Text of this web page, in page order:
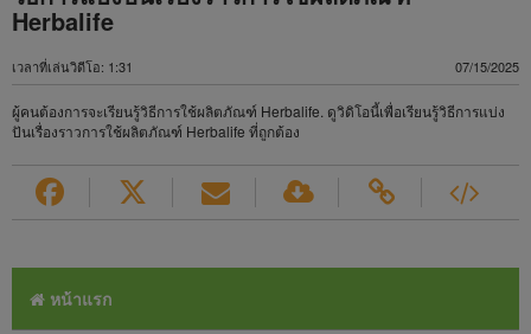
Herbalife
เวลาที่เล่นวิดีโอ: 1:31 07/15/2025
ผู้คนต้องการจะเรียนรู้วิธีการใช้ผลิตภัณฑ์ Herbalife. ดูวิดิโอนี้เพื่อเรียนรู้วิธีการแบ่ง
ปันเรื่องราวการใช้ผลิตภัณฑ์ Herbalife ที่ถูกต้อง
หน้าแรก